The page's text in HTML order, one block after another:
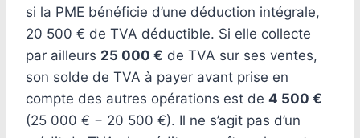
si la PME bénéficie d’une déduction intégrale,
20 500 € de TVA déductible. Si elle collecte
par ailleurs 25 000 € de TVA sur ses ventes,
son solde de TVA à payer avant prise en
compte des autres opérations est de 4 500 €
(25 000 € − 20 500 €). Il ne s’agit pas d’un